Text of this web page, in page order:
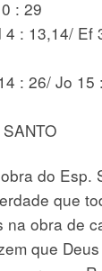
: 29
4 : 13,14/ Ef
: 26/ Jo 15
do Esp.
que
na obra de
que